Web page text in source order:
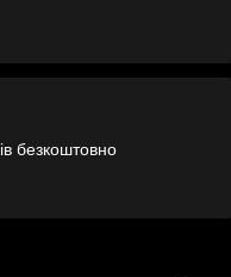
безкоштовно